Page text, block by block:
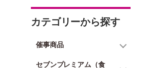
カテゴリーから探す
催事商品
セブンプレミアム（食